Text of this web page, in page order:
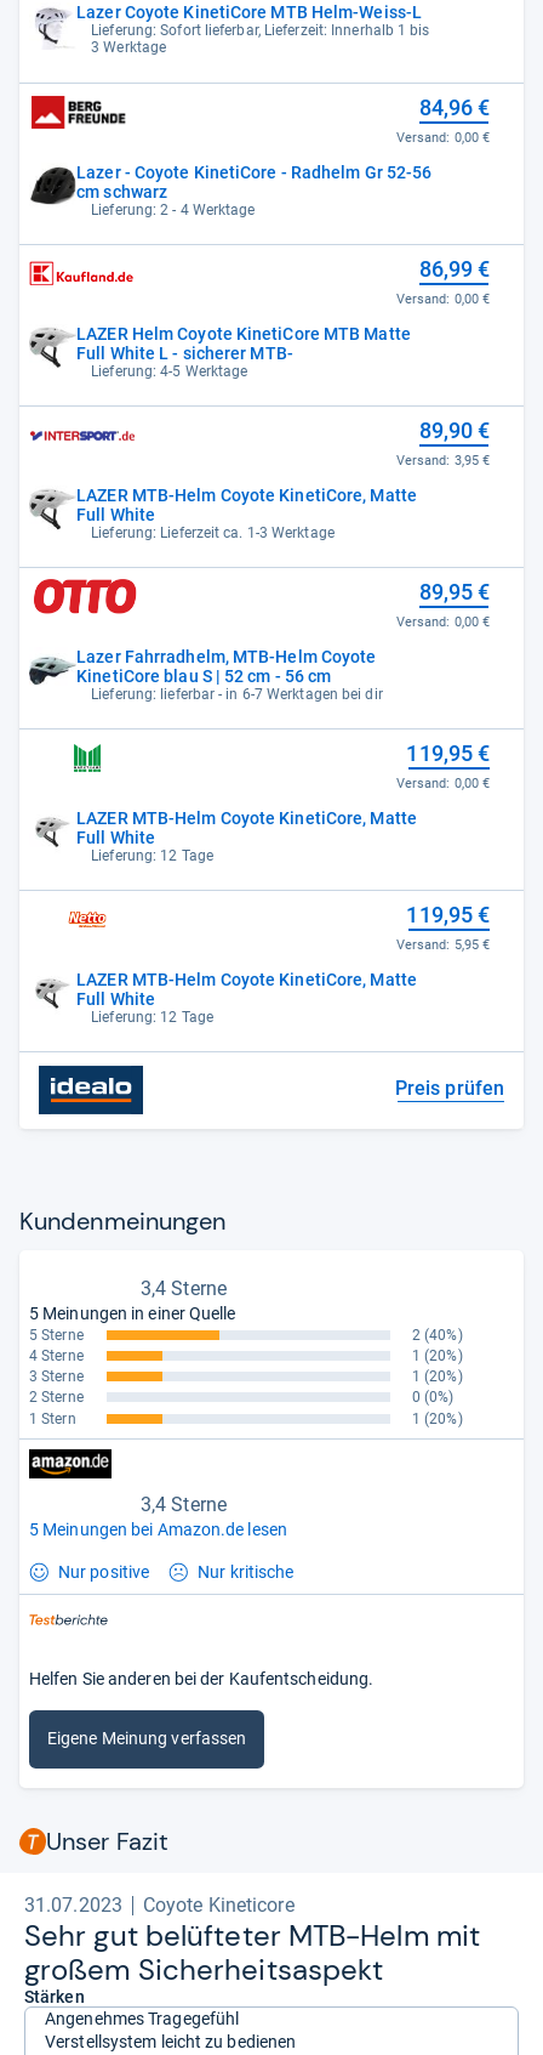
Lazer Coyote KinetiCore MTB Helm-Weiss-L
Lieferung: Sofort lieferbar, Lieferzeit: Innerhalb 1 bis
3 Werktage
Lazer - Coyote KinetiCore - Radhelm Gr 52-56
cm schwarz
Lieferung: 2 - 4 Werktage
84,96 €
Versand: 0,00 €
LAZER Helm Coyote KinetiCore MTB Matte
Full White L - sicherer MTB-
Lieferung: 4-5 Werktage
86,99 €
Versand: 0,00 €
LAZER MTB-Helm Coyote KinetiCore, Matte
Full White
Lieferung: Lieferzeit ca. 1-3 Werktage
89,90 €
Versand: 3,95 €
Lazer Fahrradhelm, MTB-Helm Coyote
KinetiCore blau S | 52 cm - 56 cm
Lieferung: lieferbar - in 6-7 Werktagen bei dir
89,95 €
Versand: 0,00 €
LAZER MTB-Helm Coyote KinetiCore, Matte
Full White
Lieferung: 12 Tage
119,95 €
Versand: 0,00 €
LAZER MTB-Helm Coyote KinetiCore, Matte
Full White
Lieferung: 12 Tage
119,95 €
Versand: 5,95 €
Preis prüfen
Kun­den­mei­nun­gen
3,4 Sterne
5 Meinungen in einer Quelle
5 Sterne 2 (40%)
4 Sterne
1 (20%)
3 Sterne
1 (20%)
2 Sterne
0 (0%)
1 Stern
1 (20%)
3,4 Sterne
5 Meinungen bei Amazon.de lesen
Nur positive Nur kritische
Helfen Sie anderen bei der Kaufentscheidung.
Eigene Meinung verfassen
Unser Fazit
31.07.2023 Coyote Kineticore
Sehr gut belüf­te­ter MTB-​Helm mit
großem Sicher­heits­a­spekt
Stärken
Angenehmes Tragegefühl
Verstellsystem leicht zu bedienen